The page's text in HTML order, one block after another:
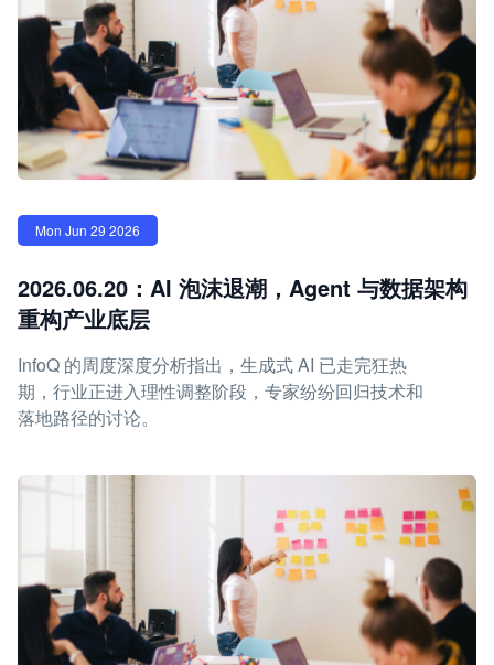
Mon Jun 29 2026
2026.06.20：AI 泡沫退潮，Agent 与数据架构
重构产业底层
InfoQ 的周度深度分析指出，生成式 AI 已走完狂热
期，行业正进入理性调整阶段，专家纷纷回归技术和
落地路径的讨论。